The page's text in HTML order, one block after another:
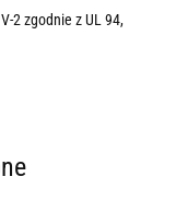
V-2 zgodnie z UL 94,